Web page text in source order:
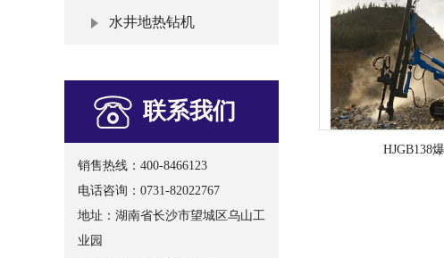
水井地热钻机
联系我们
销售热线：400-8466123
电话咨询：0731-82022767
地址：湖南省长沙市望城区乌山工
业园
HJGB138